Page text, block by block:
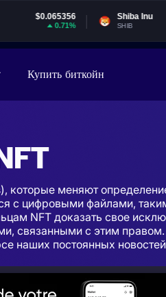
Shiba Inu $0.000005
SHIB
Купить биткойн
которые меняют
с цифровыми файлами,
NFT доказать свое
связанными с этим
наших постоянных